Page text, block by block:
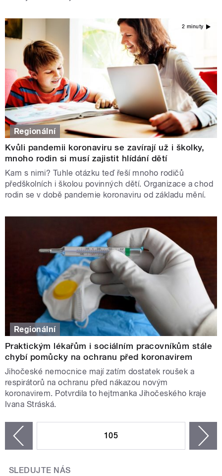
2 minuty
Regionální
Kvůli pandemii koronaviru se zavírají už i školky,
mnoho rodin si musí zajistit hlídání dětí
Kam s nimi? Tuhle otázku teď řeší mnoho rodičů
předškolních i školou povinných dětí. Organizace a chod
rodin se v době pandemie koronaviru od základu mění.
Regionální
Praktickým lékařům i sociálním pracovníkům stále
chybí pomůcky na ochranu před koronavirem
Jihočeské nemocnice mají zatím dostatek roušek a
respirátorů na ochranu před nákazou novým
koronavirem. Potvrdila to hejtmanka Jihočeského kraje
Ivana Stráská.
105
SLEDUJTE NÁS